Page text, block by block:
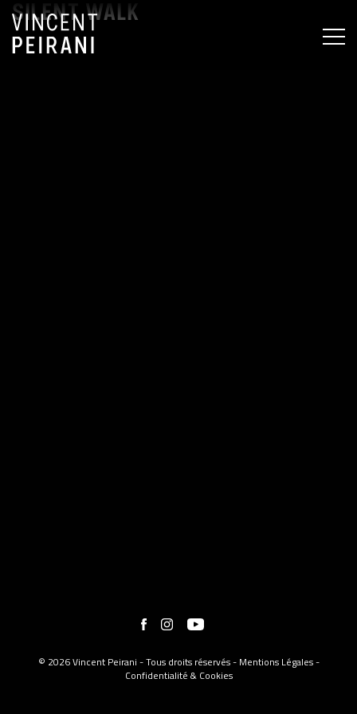
SILENT WALK
© 2026 Vincent Peirani - Tous droits réservés - Mentions Légales-
Confidentialité & Cookies